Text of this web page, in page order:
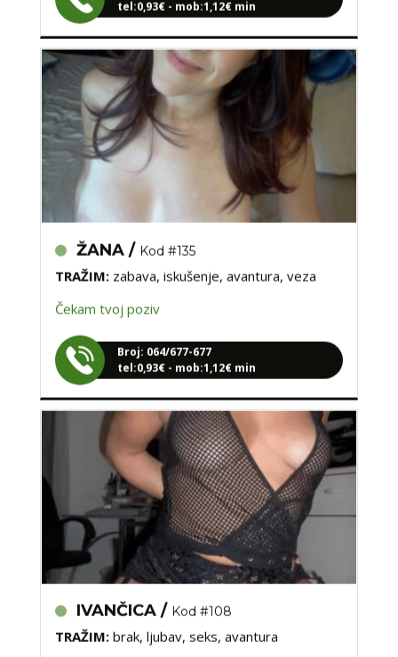
ŽANA /Kod #135
TRAŽIM:zabava, iskušenje, avantura, veza
Čekam tvoj poziv
tel:0,93€ - mob:1,12€ min
IVANČICA /Kod #108
TRAŽIM:brak, ljubav, seks, avantura
Čekam tvoj poziv